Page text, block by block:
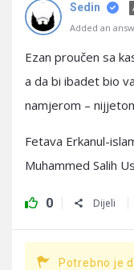
Sedin
Added an
Ezan proučen sa
a da bi ibadet bio
namjerom –
Fetava Erkanul-
Muhammed Salih
0 Dijeli
Potrebno je